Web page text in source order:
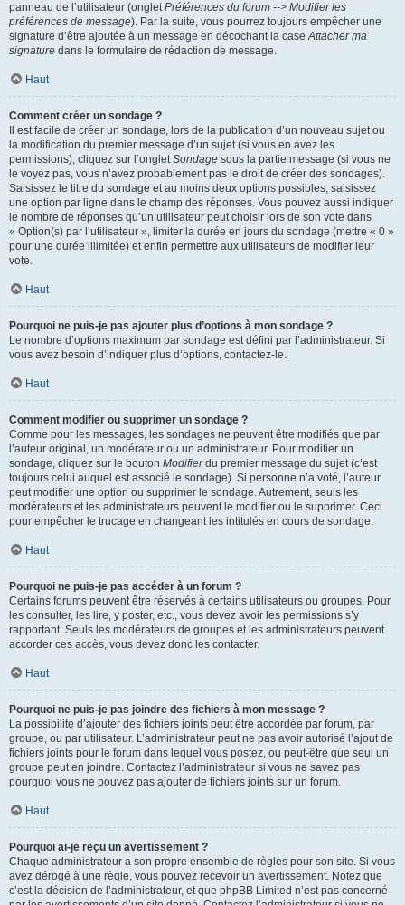
panneau de l’utilisateur (ongletPréférences du forum --> Modifier les
préférences de message). Par la suite, vous pourrez toujours empêcher une
signature d’être ajoutée à un message en décochant la caseAttacher ma
signature dans le formulaire de rédaction de message.
Haut
Comment créer un sondage ?
Il est facile de créer un sondage, lors de la publication d’un nouveau sujet ou
la modification du premier message d’un sujet (si vous en avez les
permissions), cliquez sur l’ongletSondage sous la partie message (si vous ne
le voyez pas, vous n’avez probablement pas le droit de créer des sondages).
Saisissez le titre du sondage et au moins deux options possibles, saisissez
une option par ligne dans le champ des réponses. Vous pouvez aussi indiquer
le nombre de réponses qu’un utilisateur peut choisir lors de son vote dans
« Option(s) par l’utilisateur », limiter la durée en jours du sondage (mettre « 0 »
pour une durée illimitée) et enfin permettre aux utilisateurs de modifier leur
vote.
Haut
Pourquoi ne puis-je pas ajouter plus d’options à mon sondage ?
Le nombre d’options maximum par sondage est défini par l’administrateur. Si
vous avez besoin d’indiquer plus d’options, contactez-le.
Haut
Comment modifier ou supprimer un sondage ?
Comme pour les messages, les sondages ne peuvent être modifiés que par
l’auteur original, un modérateur ou un administrateur. Pour modifier un
sondage, cliquez sur le bouton Modifierdu premier message du sujet (c’est
toujours celui auquel est associé le sondage). Si personne n’a voté, l’auteur
peut modifier une option ou supprimer le sondage. Autrement, seuls les
modérateurs et les administrateurs peuvent le modifier ou le supprimer. Ceci
pour empêcher le trucage en changeant les intitulés en cours de sondage.
Haut
Pourquoi ne puis-je pas accéder à un forum ?
Certains forums peuvent être réservés à certains utilisateurs ou groupes. Pour
les consulter, les lire, y poster, etc., vous devez avoir les permissions s’y
rapportant. Seuls les modérateurs de groupes et les administrateurs peuvent
accorder ces accès, vous devez donc les contacter.
Haut
Pourquoi ne puis-je pas joindre des fichiers à mon message ?
La possibilité d’ajouter des fichiers joints peut être accordée par forum, par
groupe, ou par utilisateur. L’administrateur peut ne pas avoir autorisé l’ajout de
fichiers joints pour le forum dans lequel vous postez, ou peut-être que seul un
groupe peut en joindre. Contactez l’administrateur si vous ne savez pas
pourquoi vous ne pouvez pas ajouter de fichiers joints sur un forum.
Haut
Pourquoi ai-je reçu un avertissement ?
Chaque administrateur a son propre ensemble de règles pour son site. Si vous
avez dérogé à une règle, vous pouvez recevoir un avertissement. Notez que
c’est la décision de l’administrateur, et que phpBB Limited n’est pas concerné